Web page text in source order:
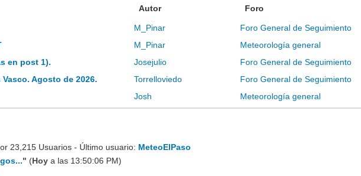
Autor Foro
M_Pinar Foro General de Seguimiento
M_Pinar Meteorología general
en post 1).
Josejulio Foro General de Seguimiento
Agosto de 2026.
Torrelloviedo Foro General de Seguimiento
Josh Meteorología general
23,215 Usuarios - Último usuario: MeteoElPaso
" (Hoy a las 13:50:06 PM)